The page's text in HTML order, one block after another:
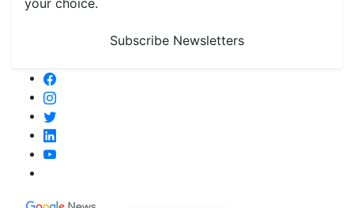
your choice.
Subscribe Newsletters